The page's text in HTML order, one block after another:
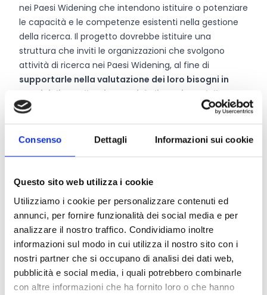
Consenso Dettagli Informazioni sui cookie
Questo sito web utilizza i cookie
Utilizziamo i cookie per personalizzare contenuti ed
annunci, per fornire funzionalità dei social media e per
analizzare il nostro traffico. Condividiamo inoltre
informazioni sul modo in cui utilizza il nostro sito con i
nostri partner che si occupano di analisi dei dati web,
pubblicità e social media, i quali potrebbero combinarle
con altre informazioni che ha fornito loro o che hanno
nei Paesi Widening che intendono istituire o potenziare
le capacità e le competenze esistenti nella gestione
della ricerca. Il progetto dovrebbe istituire una
struttura che inviti le organizzazioni che svolgono
attività di ricerca nei Paesi Widening, al fine di
supportarle nella valutazione dei loro bisogni in
termini di eccellenti capacità di gestione della
ricerca
e di sviluppare piani di attuazione per
migliorare le loro capacità istituzionali e umane.
Conosci Obiettivo Europa?
Prova gratis